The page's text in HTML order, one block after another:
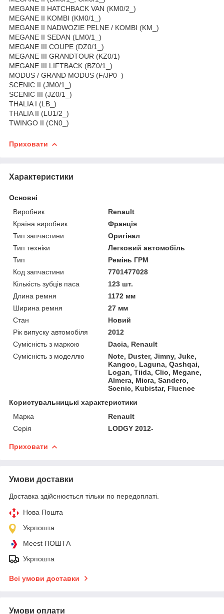
MEGANE II HATCHBACK VAN (KM0/2_)
MEGANE II KOMBI (KM0/1_)
MEGANE II NADWOZIE PELNE / KOMBI (KM_)
MEGANE II SEDAN (LM0/1_)
MEGANE III COUPE (DZ0/1_)
MEGANE III GRANDTOUR (KZ0/1)
MEGANE III LIFTBACK (BZ0/1_)
MODUS / GRAND MODUS (F/JP0_)
SCENIC II (JM0/1_)
SCENIC III (JZ0/1_)
THALIA I (LB_)
THALIA II (LU1/2_)
TWINGO II (CN0_)
Приховати
Характеристики
Основні
Виробник
Renault
Країна виробник
Франція
Тип запчастини
Оригінал
Тип техніки
Легковий автомобіль
Тип
Ремінь ГРМ
Код запчастини
7701477028
Кількість зубців паса
123 шт.
Длина ремня
1172 мм
Ширина ремня
27 мм
Стан
Новий
Рік випуску автомобіля
2012
Сумісність з маркою
Dacia, Renault
Сумісність з моделлю
Note, Duster, Jimny, Juke,
Kangoo, Laguna, Qashqai,
Logan, Tiida, Clio, Megane,
Almera, Micra, Sandero,
Scenic, Kubistar, Fluence
Користувальницькі характеристики
Марка
Renault
Серія
LODGY 2012-
Приховати
Умови доставки
Доставка здійснюється тільки по передоплаті.
Нова Пошта
Укрпошта
Meest ПОШТА
Укрпошта
Всі умови доставки
Умови оплати